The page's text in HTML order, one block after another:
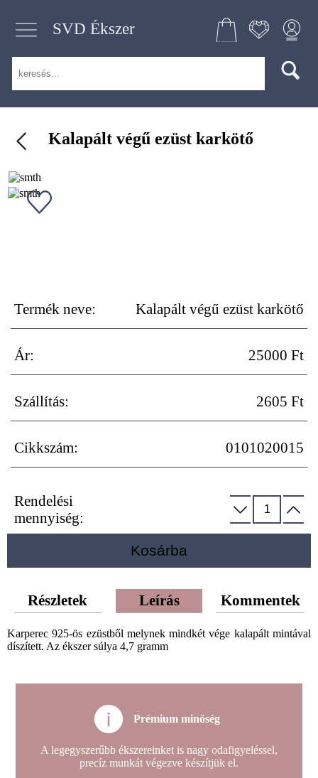
SVD Ékszer
Kalapált végű ezüst karkötő
Termék neve: Kalapált végű ezüst karkötő
Ár: 25000 Ft
Szállítás: 2605 Ft
Cikkszám: 0101020015
Rendelési
mennyiség:
Kosárba
Részletek Leírás Kommentek
Karperec 925-ös ezüstből melynek mindkét vége kalapált mintával
díszített. Az ékszer súlya 4,7 gramm
Prémium minöség
A legegyszerűbb ékszereinket is nagy odafigyeléssel,
precíz munkát végezve készítjük el.